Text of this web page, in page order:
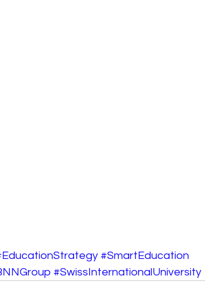
#SmartEducation
#SwissInternationalUniversity